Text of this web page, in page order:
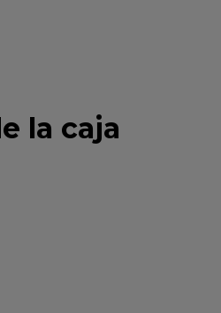
la caja